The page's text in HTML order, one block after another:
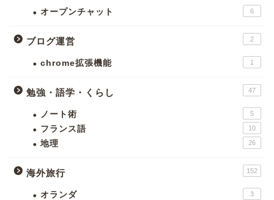
オープンチャット 6
ブログ運営 2
chrome拡張機能 1
勉強・語学・くらし 47
ノート術 5
フランス語 10
地理 26
海外旅行 152
オランダ 3